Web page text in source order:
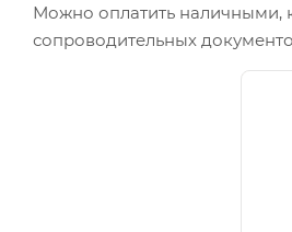
Можно оплатить наличными,
сопроводительных